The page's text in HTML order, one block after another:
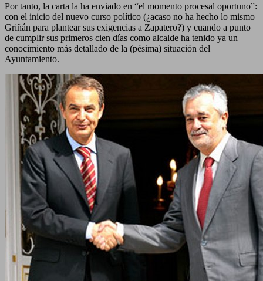
Por tanto, la carta la ha enviado en “el momento procesal oportuno”:
con el inicio del nuevo curso político (¿acaso no ha hecho lo mismo
Griñán para plantear sus exigencias a Zapatero?) y cuando a punto
de cumplir sus primeros cien días como alcalde ha tenido ya un
conocimiento más detallado de la (pésima) situación del
Ayuntamiento.